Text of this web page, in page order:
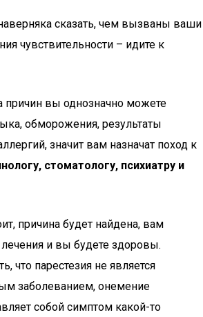
сказать, чем вызваны ваши
чувствительности – идите к
причин вы однозначно можете
обморожения, результаты
значит вам назначат поход к
стоматологу, психиатру и
причина будет найдена, вам
и вы будете здоровы.
что парестезия не является
заболеванием, онемение
собой симптом какой-то